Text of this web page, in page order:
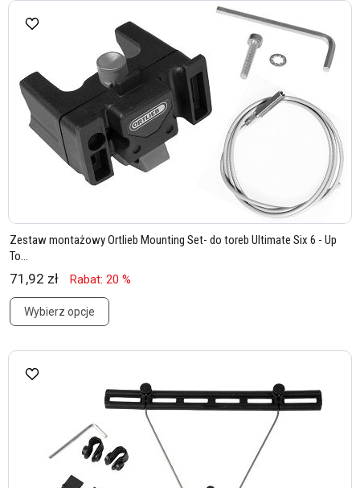
Zestaw montażowy Ortlieb Mounting Set- do toreb Ultimate Six 6 - Up
To...
71,92 zł Rabat: 20 %
Wybierz opcje